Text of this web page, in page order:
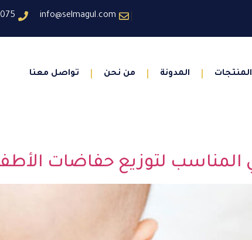
info@selmagul.com
المنتجات المدونة من نحن تواصل معنا
المناسب لتوزيع حفاضات